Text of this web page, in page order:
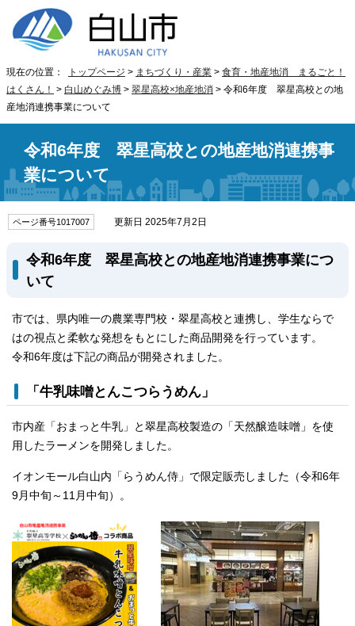
現在の位置： トップページ > まちづくり・産業 > 食育・地産地消 まるごと！
はくさん！ > 白山めぐみ博 > 翠星高校×地産地消 > 令和6年度 翠星高校との地
産地消連携事業について
令和6年度 翠星高校との地産地消連携事
業について
ページ番号1017007 更新日 2025年7月2日
令和6年度 翠星高校との地産地消連携事業につ
いて
市では、県内唯一の農業専門校・翠星高校と連携し、学生ならで
はの視点と柔軟な発想をもとにした商品開発を行っています。
令和6年度は下記の商品が開発されました。
「牛乳味噌とんこつらうめん」
市内産「おまっと牛乳」と翠星高校製造の「天然醸造味噌」を使
用したラーメンを開発しました。
イオンモール白山内「らうめん侍」で限定販売しました（令和6年
9月中旬～11月中旬）。